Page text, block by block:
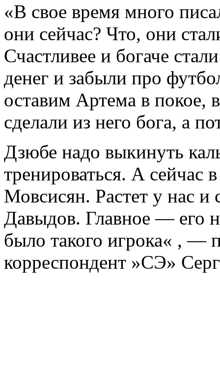
«В свое время много
они сейчас? Что, они
Счастливее и богаче
денег и забыли про
оставим Артема в покое,
сделали из него бога, а
Дзюбе надо выкинуть
тренироваться. А сейчас
Мовсисян. Растет у нас
Давыдов. Главное — его
было такого игрока« , —
корреспондент »СЭ»